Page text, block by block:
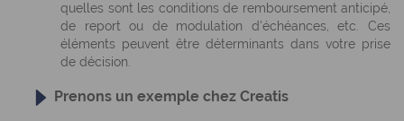
quelles sont les conditions de remboursement anticipé,
de report ou de modulation d'échéances, etc. Ces
éléments peuvent être déterminants dans votre prise
de décision.
Prenons un exemple chez Creatis